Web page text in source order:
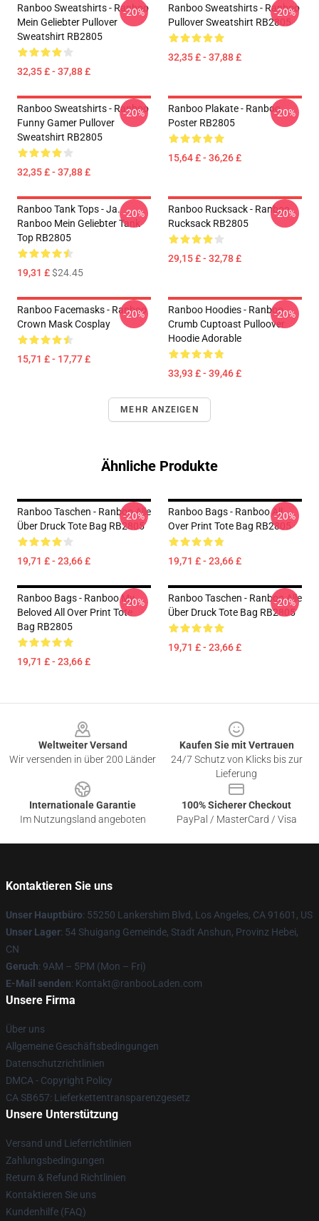
Ranboo Sweatshirts - Ranboo
Mein Geliebter Pullover
Sweatshirt RB2805
32,35 £ - 37,88 £
-20%
Ranboo Sweatshirts - Ranboo
Pullover Sweatshirt RB2805
32,35 £ - 37,88 £
-20%
Ranboo Sweatshirts - Ranboo
Funny Gamer Pullover
Sweatshirt RB2805
32,35 £ - 37,88 £
-20%
Ranboo Plakate - Ranboo
Poster RB2805
15,64 £ - 36,26 £
-20%
Ranboo Tank Tops - Ja.
Ranboo Mein Geliebter Tank
Top RB2805
19,31 £$24.45
-20%
Ranboo Rucksack - Ranboo
Rucksack RB2805
29,15 £ - 32,78 £
-20%
Ranboo Facemasks - Ranboo
Crown Mask Cosplay
15,71 £ - 17,77 £
-20%
Ranboo Hoodies - Ranboo
Crumb Cuptoast Pulloover
Hoodie Adorable
33,93 £ - 39,46 £
-20%
MEHR ANZEIGEN
Ähnliche Produkte
Ranboo Taschen - Ranboo Alle
Über Druck Tote Bag RB2805
19,71 £ - 23,66 £
-20%
Ranboo Bags - Ranboo All
Over Print Tote Bag RB2805
19,71 £ - 23,66 £
-20%
Ranboo Bags - Ranboo My
Beloved All Over Print Tote
Bag RB2805
19,71 £ - 23,66 £
-20%
Ranboo Taschen - Ranboo Alle
Über Druck Tote Bag RB2805
19,71 £ - 23,66 £
-20%
Weltweiter Versand
Wir versenden in über 200 Länder
Kaufen Sie mit Vertrauen
24/7 Schutz von Klicks bis zur
Lieferung
Internationale Garantie
Im Nutzungsland angeboten
100% Sicherer Checkout
PayPal / MasterCard / Visa
Kontaktieren Sie uns
Unser Hauptbüro: 55250 Lankershim Blvd, Los Angeles, CA 91601, US
Unser Lager: 54 Shuigang Gemeinde, Stadt Anshun, Provinz Hebei,
CN
Geruch: 9AM – 5PM (Mon – Fri)
E-Mail senden: Kontakt@ranbooLaden.com
Unsere Firma
Über uns
Allgemeine Geschäftsbedingungen
Datenschutzrichtlinien
DMCA - Copyright Policy
CA SB657: Lieferkettentransparenzgesetz
Unsere Unterstützung
Versand und Lieferrichtlinien
Zahlungsbedingungen
Return & Refund Richtlinien
Kontaktieren Sie uns
Kundenhilfe (FAQ)